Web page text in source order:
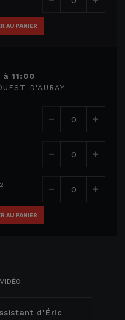
AU PANIER
à 11:00
D'AURAY
AU PANIER
D'AURAY
VIDÉO
d'Éric